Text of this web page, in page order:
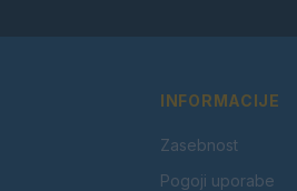
INFORMACIJE
Zasebnost
Pogoji uporabe